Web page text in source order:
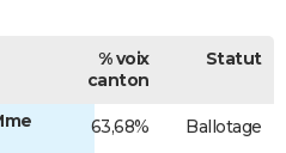
% voix
canton
Statut
63,68% Ballotage